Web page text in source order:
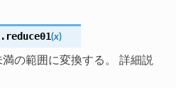
reduce01(x)
の範囲に変換する。 詳細説